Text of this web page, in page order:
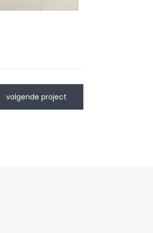
volgende project